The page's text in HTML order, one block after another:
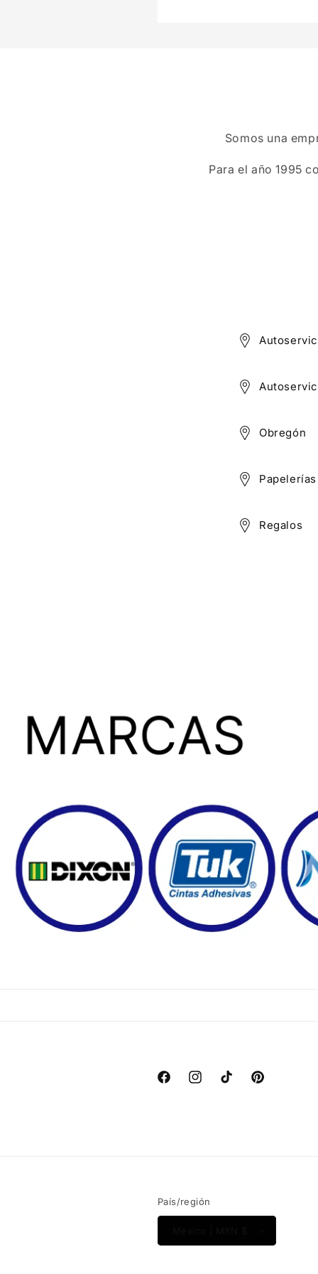
Somos una
Para el año 1995
Obregón
Papelerías
Regalos
FacebookInstagramTikTok Pinterest
País/región